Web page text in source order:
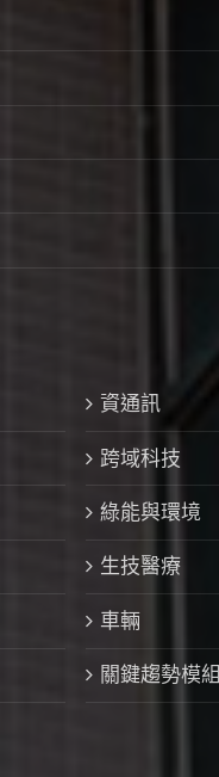
資通訊
跨域科技
綠能與環境
生技醫療
車輛
關鍵趨勢模組